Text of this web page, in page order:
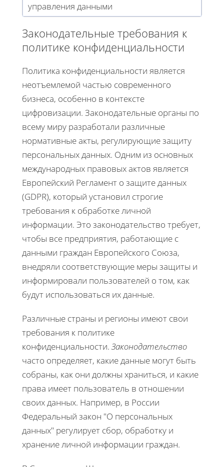
управления данными
Законодательные требования к
политике конфиденциальности
Политика конфиденциальности является
неотъемлемой частью современного
бизнеса, особенно в контексте
цифровизации. Законодательные органы по
всему миру разработали различные
нормативные акты, регулирующие защиту
персональных данных. Одним из основных
международных правовых актов является
Европейский Регламент о защите данных
(GDPR), который установил строгие
требования к обработке личной
информации. Это законодательство требует,
чтобы все предприятия, работающие с
данными граждан Европейского Союза,
внедряли соответствующие меры защиты и
информировали пользователей о том, как
будут использоваться их данные.
Различные страны и регионы имеют свои
требования к политике
конфиденциальности.Законодательство
часто определяет, какие данные могут быть
собраны, как они должны храниться, и какие
права имеет пользователь в отношении
своих данных. Например, в России
Федеральный закон "О персональных
данных" регулирует сбор, обработку и
хранение личной информации граждан.